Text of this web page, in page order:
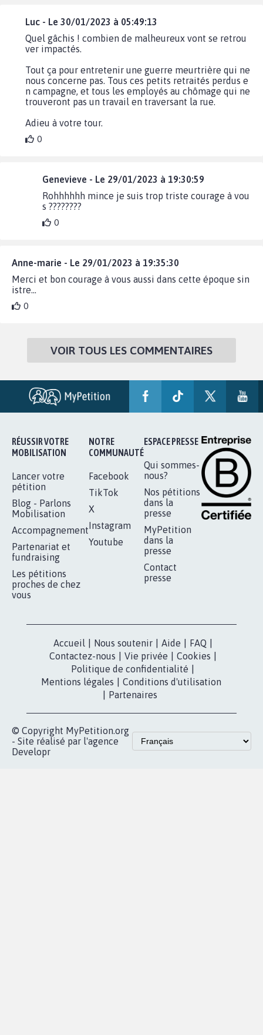
Luc - Le 30/01/2023 à 05:49:13
Quel gâchis ! combien de malheureux vont se retrou
ver impactés.
Tout ça pour entretenir une guerre meurtrière qui ne
nous concerne pas. Tous ces petits retraités perdus e
n campagne, et tous les employés au chômage qui ne
trouveront pas un travail en traversant la rue.
Adieu à votre tour.
0
Genevieve - Le 29/01/2023 à 19:30:59
Rohhhhhh mince je suis trop triste courage à vou
s ????????
0
Anne-marie - Le 29/01/2023 à 19:35:30
Merci et bon courage à vous aussi dans cette époque sin
istre...
0
VOIR TOUS LES COMMENTAIRES
RÉUSSIR VOTRE
MOBILISATION
Lancer votre
pétition
Blog - Parlons
Mobilisation
Accompagnement
Partenariat et
fundraising
Les pétitions
proches de chez
vous
NOTRE
COMMUNAUTÉ
Facebook
TikTok
X
Instagram
Youtube
ESPACE PRESSE
Qui sommes-
nous?
Nos pétitions
dans la
presse
MyPetition
dans la
presse
Contact
presse
Accueil Nous soutenir Aide FAQ
Contactez-nous
Vie privée Cookies
Politique de confidentialité
Mentions légales
Conditions d'utilisation
Partenaires
© Copyright MyPetition.org
- Site réalisé par l'agence
Developr